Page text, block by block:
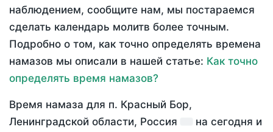
наблюдением, сообщите нам, мы постараемся
сделать календарь молитв более точным.
Подробно о том, как точно определять времена
намазов мы описали в нашей статье: Как точно
определять время намазов?
Время намаза для п. Красный Бор,
Ленинградской области, Россия
на сегодня и